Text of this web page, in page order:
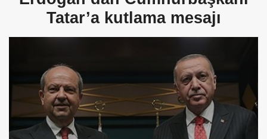
Tatar’a kutlama mesajı